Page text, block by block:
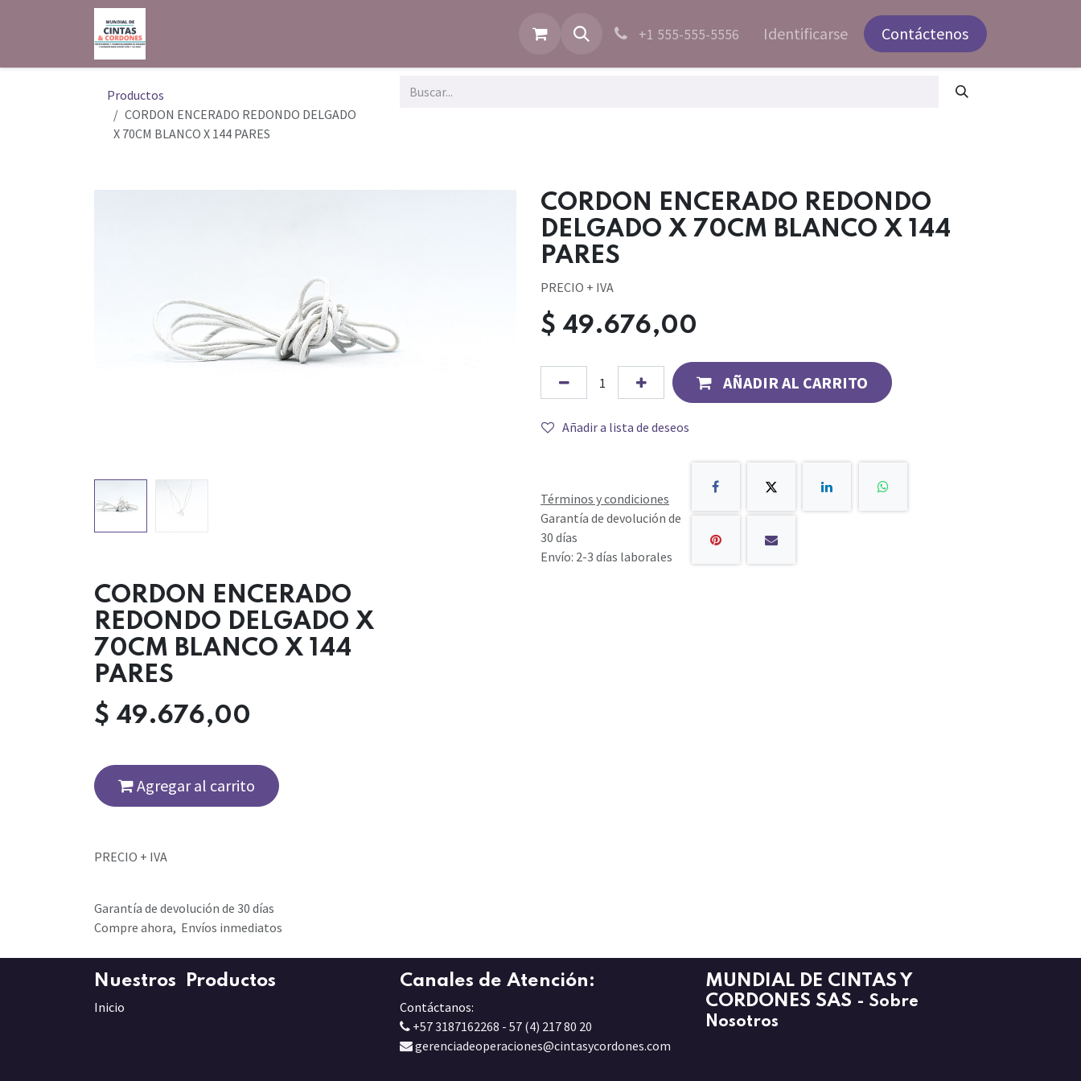
+1 555-555-5556 Identificarse Contáctenos
Productos
CORDON ENCERADO REDONDO DELGADO
X 70CM BLANCO X 144 PARES
CORDON ENCERADO REDONDO
DELGADO X 70CM BLANCO X 144
PARES
PRECIO + IVA
$ 49.676,00
AÑADIR AL CARRITO
Añadir a lista de deseos
Términos y condiciones
Garantía de devolución de
30 días
Envío: 2-3 días laborales
CORDON ENCERADO
REDONDO DELGADO X
70CM BLANCO X 144
PARES
$ 49.676,00
Agregar al carrito
PRECIO + IVA
Garantía de devolución de 30 días
Compre ahora, Envíos inmediatos
Nuestros Productos
Inicio
Canales de Atención:
Contáctanos:
+57 3187162268 - 57 (4) 217 80 20
gerenciadeoperaciones@cintasycordones.com
MUNDIAL DE CINTAS Y
CORDONES SAS - Sobre
Nosotros